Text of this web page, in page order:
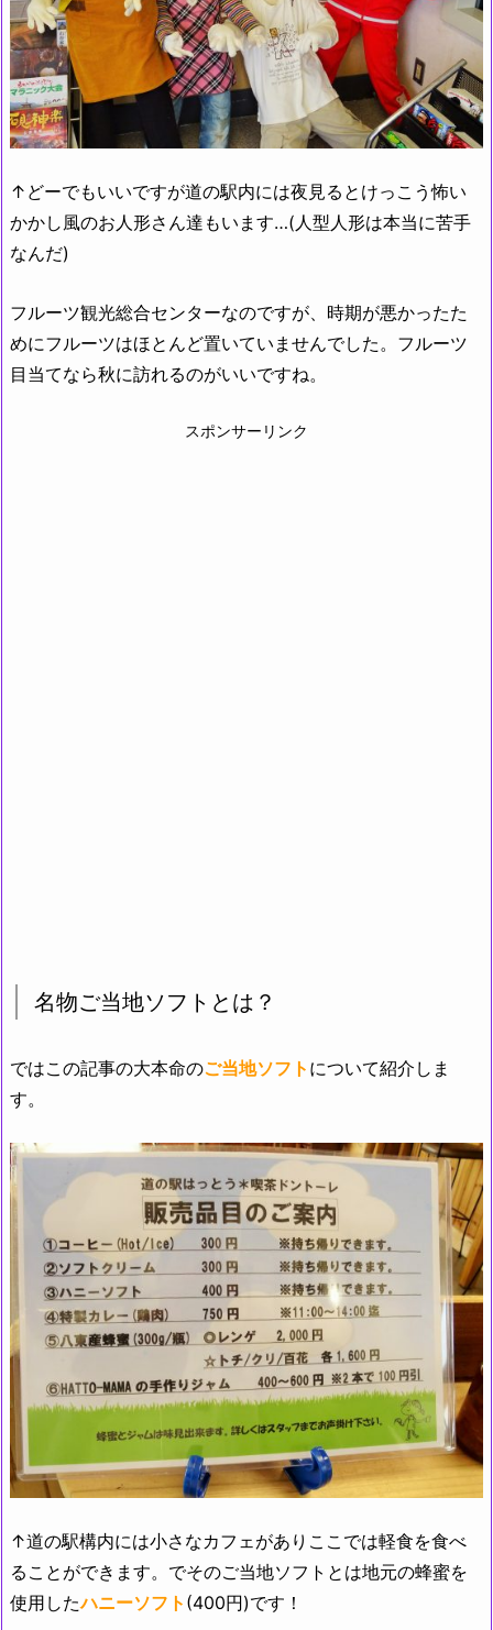
↑どーでもいいですが道の駅内には夜見るとけっこう怖い
かかし風のお人形さん達もいます…(人型人形は本当に苦手
なんだ)
フルーツ観光総合センターなのですが、時期が悪かったた
めにフルーツはほとんど置いていませんでした。フルーツ
目当てなら秋に訪れるのがいいですね。
スポンサーリンク
名物ご当地ソフトとは？
ではこの記事の大本命のご当地ソフト について紹介しま
す。
↑道の駅構内には小さなカフェがありここでは軽食を食べ
ることができます。でそのご当地ソフトとは地元の蜂蜜を
使用したハニーソフト (400円)です！